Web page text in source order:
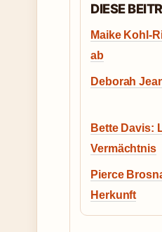
DIESE
Maike Kohl-
ab
Deborah
Bette Davis:
Vermächtnis
Pierce
Herkunft